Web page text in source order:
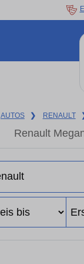
AUTOS ❯ RENAULT
Renault